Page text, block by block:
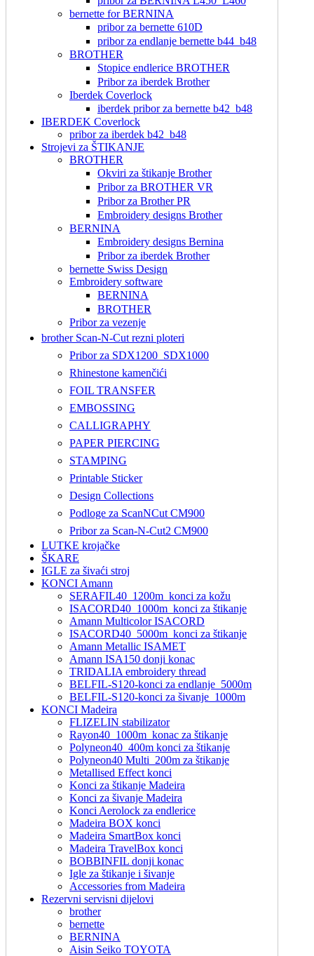
bernette for BERNINA
pribor za bernette 610D
pribor za endlanje bernette b44_b48
BROTHER
Stopice endlerice BROTHER
Pribor za iberdek Brother
Iberdek Coverlock
iberdek pribor za bernette b42_b48
IBERDEK Coverlock
pribor za iberdek b42_b48
Strojevi za ŠTIKANJE
BROTHER
Okviri za štikanje Brother
Pribor za BROTHER VR
Pribor za Brother PR
Embroidery designs Brother
BERNINA
Embroidery designs Bernina
Pribor za iberdek Brother
bernette Swiss Design
Embroidery software
BERNINA
BROTHER
Pribor za vezenje
brother Scan-N-Cut rezni ploteri
Pribor za SDX1200_SDX1000
Rhinestone kamenčići
FOIL TRANSFER
EMBOSSING
CALLIGRAPHY
PAPER PIERCING
STAMPING
Printable Sticker
Design Collections
Podloge za ScanNCut CM900
Pribor za Scan-N-Cut2 CM900
LUTKE krojačke
ŠKARE
IGLE za šivaći stroj
KONCI Amann
SERAFIL40_1200m_konci za kožu
ISACORD40_1000m_konci za štikanje
Amann Multicolor ISACORD
ISACORD40_5000m_konci za štikanje
Amann Metallic ISAMET
Amann ISA150 donji konac
TRIDALIA embroidery thread
BELFIL-S120-konci za endlanje_5000m
BELFIL-S120-konci za šivanje_1000m
KONCI Madeira
FLIZELIN stabilizator
Rayon40_1000m_konac za štikanje
Polyneon40_400m konci za štikanje
Polyneon40 Multi_200m za štikanje
Metallised Effect konci
Konci za štikanje Madeira
Konci za šivanje Madeira
Konci Aerolock za endlerice
Madeira BOX konci
Madeira SmartBox konci
Madeira TravelBox konci
BOBBINFIL donji konac
Igle za štikanje i šivanje
Accessories from Madeira
Rezervni servisni dijelovi
brother
bernette
BERNINA
Aisin Seiko TOYOTA